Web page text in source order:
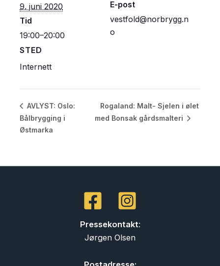
9. juni 2020
Tid
19:00–20:00
STED
Internett
E-post
vestfold@norbrygg.n
o
AVLYST: Oslo:
Bålbrygging i
Østmarka
Rogaland: Malt- Sjelen i ølet
med Bonsak gårdsmalteri
Pressekontakt:
Jørgen Olsen